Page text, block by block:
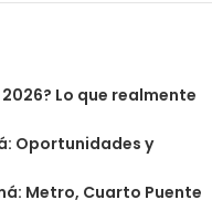
Lo que realmente
Oportunidades y
Metro, Cuarto Puente